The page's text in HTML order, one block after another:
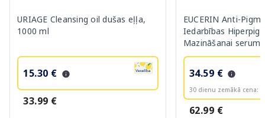
URIAGE Cleansing oil dušas eļļa,
1000 ml
15.30 €
33.99 €
EUCERIN Anti-
Iedarbības
Mazināšanai
34.59 €
30 dienu zemākā cena:
62.99 €